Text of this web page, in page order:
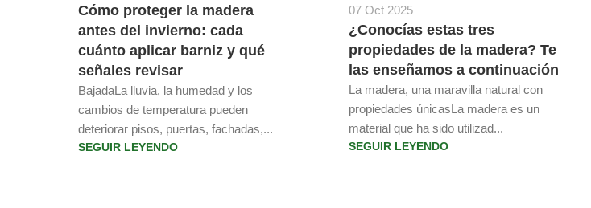
Cómo proteger la madera
antes del invierno: cada
cuánto aplicar barniz y qué
señales revisar
BajadaLa lluvia, la humedad y los
cambios de temperatura pueden
deteriorar pisos, puertas, fachadas,...
SEGUIR LEYENDO
07 Oct 2025
¿Conocías estas tres
propiedades de la madera? Te
las enseñamos a continuación
La madera, una maravilla natural con
propiedades únicasLa madera es un
material que ha sido utilizad...
SEGUIR LEYENDO